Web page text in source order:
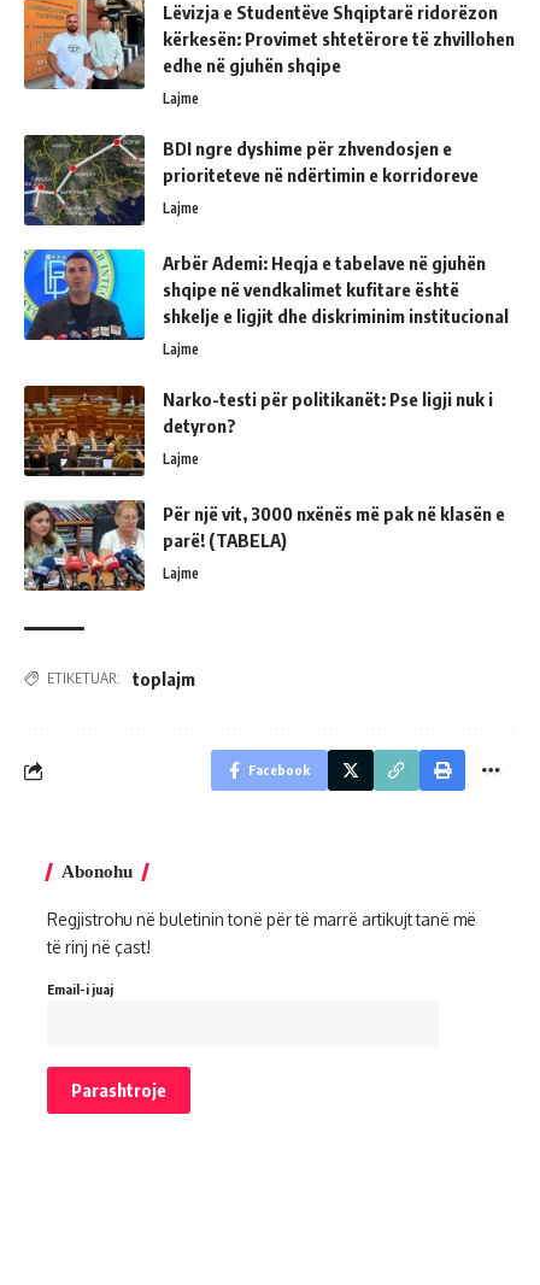
Lëvizja e Studentëve Shqiptarë ridorëzon
kërkesën: Provimet shtetërore të zhvillohen
edhe në gjuhën shqipe
Lajme
BDI ngre dyshime për zhvendosjen e
prioriteteve në ndërtimin e korridoreve
Lajme
Arbër Ademi: Heqja e tabelave në gjuhën
shqipe në vendkalimet kufitare është
shkelje e ligjit dhe diskriminim institucional
Lajme
Narko-testi për politikanët: Pse ligji nuk i
detyron?
Lajme
Për një vit, 3000 nxënës më pak në klasën e
parë! (TABELA)
Lajme
ETIKETUAR: toplajm
Facebook
Abonohu
Regjistrohu në buletinin tonë për të marrë artikujt tanë më
të rinj në çast!
Email-i juaj